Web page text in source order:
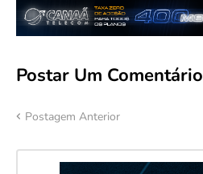
Postar Um Comentário
Postagem Anterior